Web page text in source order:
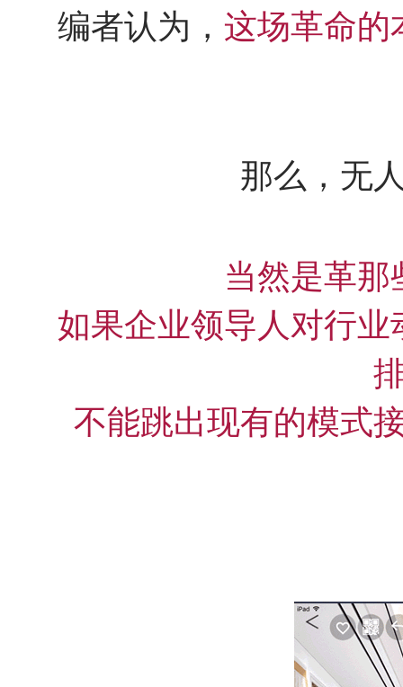
编者认为， 这场革命的
那么，无
当然是革那
如果企业领导人对行
不能跳出现有的模式